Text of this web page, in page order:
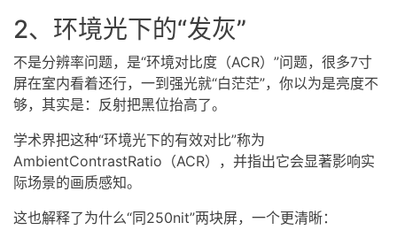
2、环境光下的“发灰”
不是分辨率问题，是“环境对比度（ACR）”问题，很多7寸
屏在室内看着还行，一到强光就“白茫茫”，你以为是亮度不
够，其实是：反射把黑位抬高了。
学术界把这种“环境光下的有效对比”称为
AmbientContrastRatio（ACR），并指出它会显著影响实
际场景的画质感知。
这也解释了为什么“同250nit”两块屏，一个更清晰：